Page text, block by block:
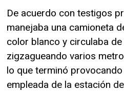
De acuerdo con testigos
manejaba una camioneta
color blanco y circulaba
zigzagueando varios
lo que terminó
empleada de la estación